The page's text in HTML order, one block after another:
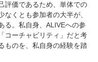
評価であるため、単体での
くとも参加者の大半が、
る。私自身、ALIVEへの参
コーチャビリティ」だと考
ものを、私自身の経験を踏